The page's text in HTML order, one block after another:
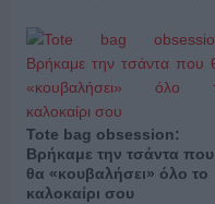
Tote bag obsession:
Βρήκαμε την τσάντα που
θα «κουβαλήσει» όλο το
καλοκαίρι σου